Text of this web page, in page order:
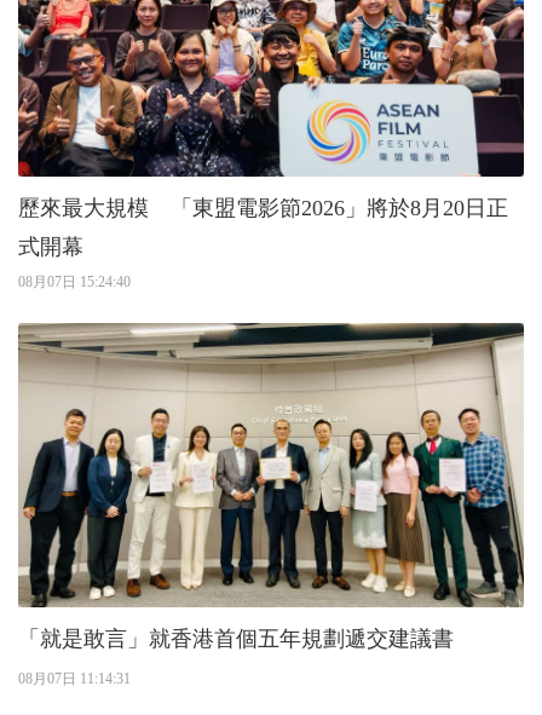
歷來最大規模 「東盟電影節2026」將於8月20日正
式開幕
08月07日 15:24:40
「就是敢言」就香港首個五年規劃遞交建議書
08月07日 11:14:31